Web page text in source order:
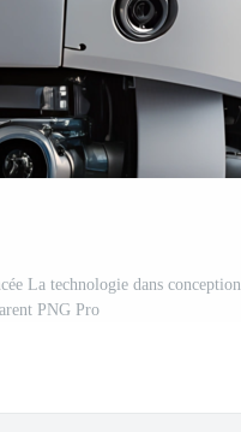
La technologie dans conception,
PNG Pro